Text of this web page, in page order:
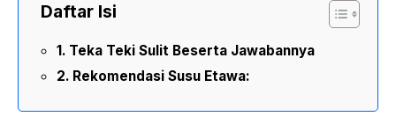
Daftar Isi
Teka Teki Sulit Beserta Jawabannya
Rekomendasi Susu Etawa: